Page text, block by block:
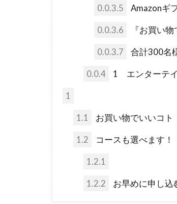
0.0.3.5 Amazonギ
0.0.3.6 『お買い
0.0.3.7 合計300名
0.0.4 1 エンターテ
1
1.1 お買い物でいいコト
1.2 コースも選べます！
1.2.1
1.2.2 お早めに申し込